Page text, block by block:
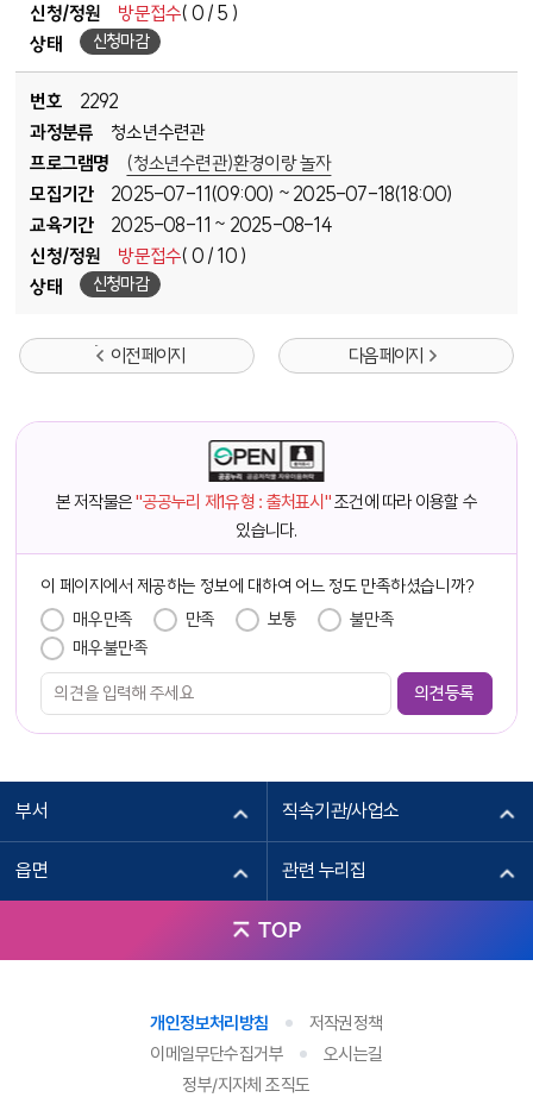
신청/정원
방문접수( 0 / 5 )
상태
신청마감
번호
2292
과정분류
청소년수련관
프로그램명
(청소년수련관)환경이랑 놀자
모집기간
2025-07-11(09:00) ~ 2025-07-18(18:00)
교육기간
2025-08-11 ~ 2025-08-14
신청/정원
방문접수( 0 / 10 )
상태
신청마감
이전 페이지 다음 페이지
본 저작물은"공공누리 제1유형 : 출처표시"조건에 따라 이용할 수
있습니다.
이 페이지에서 제공하는 정보에 대하여 어느 정도 만족하셨습니까?
매우만족 만족 보통
불만족
매우불만족
부서 직속기관/사업소
읍면 관련 누리집
TOP
개인정보처리방침
저작권정책
이메일무단수집거부
오시는길
정부/지자체 조직도